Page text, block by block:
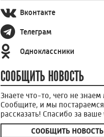
Вконтакте
Телеграм
Одноклассники
СООБЩИТЬ НОВОСТЬ
Знаете что-то, чего не
Сообщите, и мы
рассказать! Спасибо за ваше
СООБЩИТЬ НОВОСТЬ